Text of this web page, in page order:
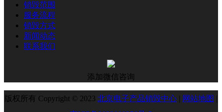
销毁范围
服务流程
销毁方式
新闻动态
联系我们
添加微信咨询
版权所有 Copyright © 2023 北京电子产品销毁中心 | 网站地图 |